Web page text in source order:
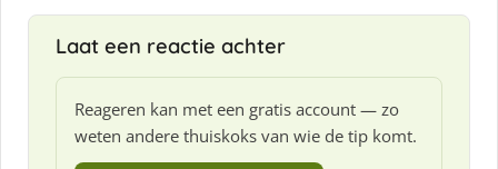
Laat een reactie achter
Reageren kan met een gratis account — zo
weten andere thuiskoks van wie de tip komt.